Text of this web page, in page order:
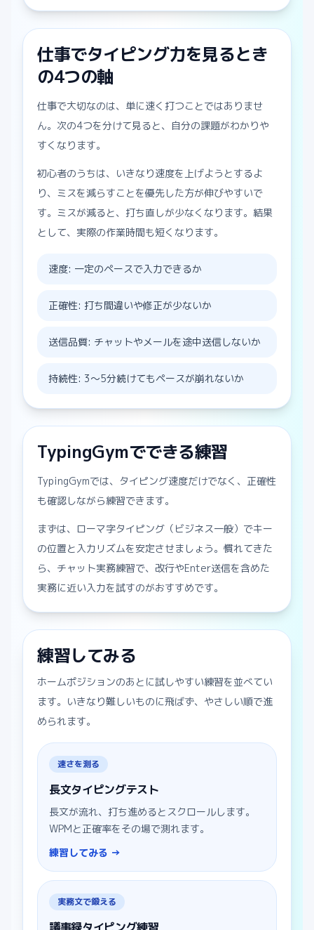
仕事でタイピング力を見るとき
の4つの軸
仕事で大切なのは、単に速く打つことではありませ
ん。次の4つを分けて見ると、自分の課題がわかりや
すくなります。
初心者のうちは、いきなり速度を上げようとするよ
り、ミスを減らすことを優先した方が伸びやすいで
す。ミスが減ると、打ち直しが少なくなります。結果
として、実際の作業時間も短くなります。
速度: 一定のペースで入力できるか
正確性: 打ち間違いや修正が少ないか
送信品質: チャットやメールを途中送信しないか
持続性: 3〜5分続けてもペースが崩れないか
TypingGymでできる練習
TypingGymでは、タイピング速度だけでなく、正確性
も確認しながら練習できます。
まずは、ローマ字タイピング（ビジネス一般）でキー
の位置と入力リズムを安定させましょう。慣れてきた
ら、チャット実務練習で、改行やEnter送信を含めた
実務に近い入力を試すのがおすすめです。
練習してみる
ホームポジションのあとに試しやすい練習を並べてい
ます。いきなり難しいものに飛ばず、やさしい順で進
められます。
速さを測る
長文タイピングテスト
長文が流れ、打ち進めるとスクロールします。
WPMと正確率をその場で測れます。
練習してみる →
実務文で鍛える